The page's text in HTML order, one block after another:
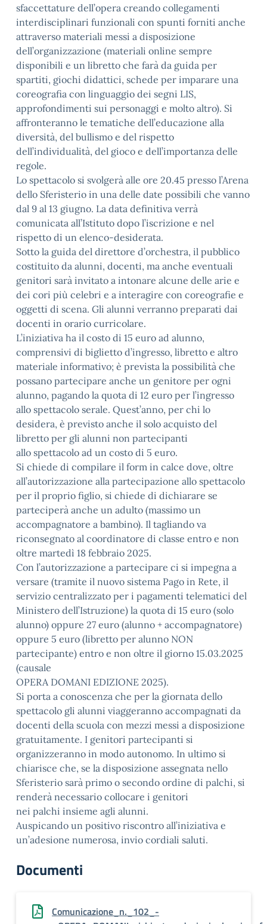
sfaccettature dell’opera creando collegamenti
interdisciplinari funzionali con spunti forniti anche
attraverso materiali messi a disposizione
dell’organizzazione (materiali online sempre
disponibili e un libretto che farà da guida per
spartiti, giochi didattici, schede per imparare una
coreografia con linguaggio dei segni LIS,
approfondimenti sui personaggi e molto altro). Si
affronteranno le tematiche dell’educazione alla
diversità, del bullismo e del rispetto
dell’individualità, del gioco e dell’importanza delle
regole.
Lo spettacolo si svolgerà alle ore 20.45 presso l’Arena
dello Sferisterio in una delle date possibili che vanno
dal 9 al 13 giugno. La data definitiva verrà
comunicata all’Istituto dopo l’iscrizione e nel
rispetto di un elenco-desiderata.
Sotto la guida del direttore d’orchestra, il pubblico
costituito da alunni, docenti, ma anche eventuali
genitori sarà invitato a intonare alcune delle arie e
dei cori più celebri e a interagire con coreografie e
oggetti di scena. Gli alunni verranno preparati dai
docenti in orario curricolare.
L’iniziativa ha il costo di 15 euro ad alunno,
comprensivi di biglietto d’ingresso, libretto e altro
materiale informativo; è prevista la possibilità che
possano partecipare anche un genitore per ogni
alunno, pagando la quota di 12 euro per l’ingresso
allo spettacolo serale. Quest’anno, per chi lo
desidera, è previsto anche il solo acquisto del
libretto per gli alunni non partecipanti
allo spettacolo ad un costo di 5 euro.
Si chiede di compilare il form in calce dove, oltre
all’autorizzazione alla partecipazione allo spettacolo
per il proprio figlio, si chiede di dichiarare se
parteciperà anche un adulto (massimo un
accompagnatore a bambino). Il tagliando va
riconsegnato al coordinatore di classe entro e non
oltre martedì 18 febbraio 2025.
Con l’autorizzazione a partecipare ci si impegna a
versare (tramite il nuovo sistema Pago in Rete, il
servizio centralizzato per i pagamenti telematici del
Ministero dell’Istruzione) la quota di 15 euro (solo
alunno) oppure 27 euro (alunno + accompagnatore)
oppure 5 euro (libretto per alunno NON
partecipante) entro e non oltre il giorno 15.03.2025
(causale
OPERA DOMANI EDIZIONE 2025).
Si porta a conoscenza che per la giornata dello
spettacolo gli alunni viaggeranno accompagnati da
docenti della scuola con mezzi messi a disposizione
gratuitamente. I genitori partecipanti si
organizzeranno in modo autonomo. In ultimo si
chiarisce che, se la disposizione assegnata nello
Sferisterio sarà primo o secondo ordine di palchi, si
renderà necessario collocare i genitori
nei palchi insieme agli alunni.
Auspicando un positivo riscontro all’iniziativa e
un’adesione numerosa, invio cordiali saluti.
Documenti
Comunicazione_n._102_-